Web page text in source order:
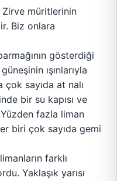
Zirve müritlerinin
Biz onlara
gösterdiği
ışınlarıyla
çok sayıda at nalı
bir su kapısı ve
fazla liman
biri çok sayıda gemi
farklı
Yaklaşık yarısı